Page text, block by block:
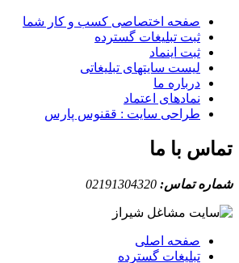
صفحه اختصاصی کسب و کار شما
ثبت تبلیغات گسترده
ثبت اینماد
لیست سایتهای تبلیغاتی
درباره ما
نمادهای اعتماد
طراحی سایت : ققنوس پارس
تماس با ما
شماره تماس: 02191304320
صفحه اصلی
تبلیغات گسترده